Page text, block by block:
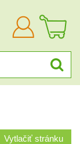
Prihlásiť
sa
Vytlačiť stránku